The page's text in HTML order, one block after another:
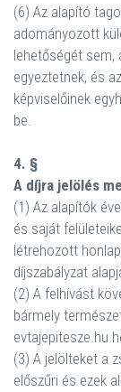
(6) Az alapító
adományozott
lehetőségét sem,
egyeztetnek, és
képviselőinek
be.
4. §
A díjra jelölés
(1) Az alapítók
és saját
létrehozott
díjszabályzat
(2) A felhívást
bármely
evtajepitesze.hu
(3) A jelölteket a
előszűri és ezek